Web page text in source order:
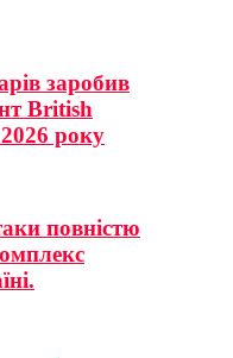
заробив
British
року
повністю